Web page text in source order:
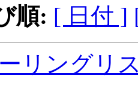
順: [ 日付 ]
リングリ